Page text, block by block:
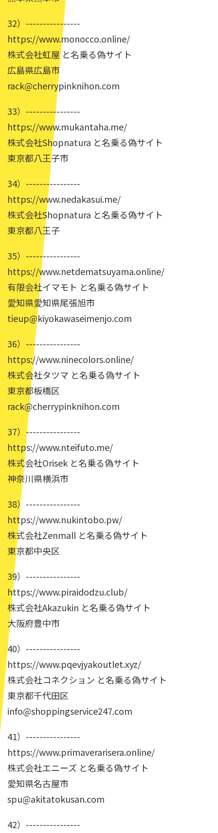
32）----------------
https://www.monocco.online/
株式会社虹屋 と名乗る偽サイト
広島県広島市
rack@cherrypinknihon.com
33）----------------
https://www.mukantaha.me/
株式会社Shopnatura と名乗る偽サイト
東京都八王子市
34）----------------
https://www.nedakasui.me/
株式会社Shopnatura と名乗る偽サイト
東京都八王子
35）----------------
https://www.netdematsuyama.online/
有限会社イマモト と名乗る偽サイト
愛知県愛知県尾張旭市
tieup@kiyokawaseimenjo.com
36）----------------
https://www.ninecolors.online/
株式会社タツマ と名乗る偽サイト
東京都板橋区
rack@cherrypinknihon.com
37）----------------
https://www.nteifuto.me/
株式会社Orisek と名乗る偽サイト
神奈川県横浜市
38）----------------
https://www.nukintobo.pw/
株式会社Zenmall と名乗る偽サイト
東京都中央区
39）----------------
https://www.piraidodzu.club/
株式会社Akazukin と名乗る偽サイト
大阪府豊中市
40）----------------
https://www.pqevjyakoutlet.xyz/
株式会社コネクション と名乗る偽サイト
東京都千代田区
info@shoppingservice247.com
41）----------------
https://www.primaverarisera.online/
株式会社エニーズ と名乗る偽サイト
愛知県名古屋市
spu@akitatokusan.com
42）----------------